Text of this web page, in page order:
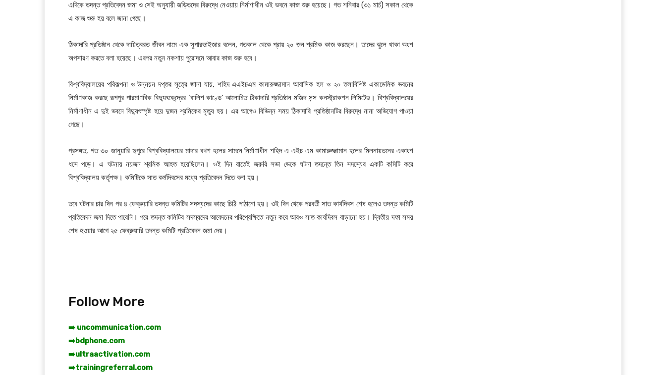
এদিকে তদন্ত প্রতিবেদন জমা ও সেই অনুযায়ী জড়িতদের বিরুদ্ধে নেওয়ায় নির্মাণাধীন ওই ভবনে কাজ শুরু হয়েছে। গত শনিবার (৩১ মার্চ) সকাল থেকে
এ কাজ শুরু হয় বলে জানা গেছে।
ঠিকাদারি প্রতিষ্ঠান থেকে দায়িত্বরত জীবন নামে এক সুপারভাইজার বলেন, গতকাল থেকে প্রায় ২০ জন শ্রমিক কাজ করছেন। তাদের ঝুলে থাকা অংশ
অপসারণ করতে বলা হয়েছে। এরপর নতুন নকশায় পুরোদমে আবার কাজ শুরু হবে।
বিশ্ববিদ্যালয়ের পরিকল্পনা ও উন্নয়ন দপ্তর সূত্রে জানা যায়, শহিদ এএইচএম কামারুজ্জামান আবাসিক হল ও ২০ তলাবিশিষ্ট একাডেমিক ভবনের
নির্মাণকাজ করছে রূপপুর পারমাণবিক বিদ্যুৎকেন্দ্রের ‘বালিশ কাণ্ডে’ আলোচিত ঠিকাদারি প্রতিষ্ঠান মজিদ সন্স কনস্ট্রাকশন লিমিটেড। বিশ্ববিদ্যালয়ের
নির্মাণাধীন এ দুই ভবনে বিদ্যুৎস্পৃষ্ট হয়ে দুজন শ্রমিকের মৃত্যু হয়। এর আগেও বিভিন্ন সময় ঠিকাদারি প্রতিষ্ঠানটির বিরুদ্ধে নানা অভিযোগ পাওয়া
গেছে।
প্রসঙ্গত, গত ৩০ জানুয়ারি দুপুরে বিশ্ববিদ্যালয়ের মাদার বখশ হলের সামনে নির্মাণাধীন শহিদ এ এইচ এম কামারুজ্জামান হলের মিলনায়তনের একাংশ
ধসে পড়ে। এ ঘটনায় নয়জন শ্রমিক আহত হয়েছিলেন। ওই দিন রাতেই জরুরি সভা ডেকে ঘটনা তদন্তে তিন সদস্যের একটি কমিটি করে
বিশ্ববিদ্যালয় কর্তৃপক্ষ। কমিটিকে সাত কর্মদিবসের মধ্যে প্রতিবেদন দিতে বলা হয়।
তবে ঘটনার চার দিন পর ৪ ফেব্রুয়ারি তদন্ত কমিটির সদস্যদের কাছে চিঠি পাঠানো হয়। ওই দিন থেকে পরবর্তী সাত কার্যদিবস শেষ হলেও তদন্ত কমিটি
প্রতিবেদন জমা দিতে পারেনি। পরে তদন্ত কমিটির সদস্যদের আবেদনের পরিপ্রেক্ষিতে নতুন করে আরও সাত কার্যদিবস বাড়ানো হয়। দ্বিতীয় দফা সময়
শেষ হওয়ার আগে ২৫ ফেব্রুয়ারি তদন্ত কমিটি প্রতিবেদন জমা দেয়।
Follow More
➡️ uncommunication.com
➡️bdphone.com
➡️ultraactivation.com
➡️trainingreferral.com